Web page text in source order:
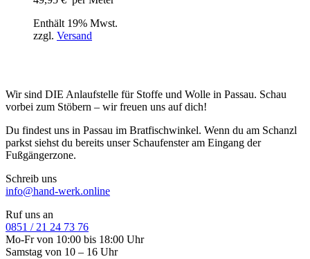
Enthält 19% Mwst.
zzgl. Versand
Wir sind DIE Anlaufstelle für Stoffe und Wolle in Passau. Schau
vorbei zum Stöbern – wir freuen uns auf dich!
Du findest uns in Passau im Bratfischwinkel. Wenn du am Schanzl
parkst siehst du bereits unser Schaufenster am Eingang der
Fußgängerzone.
Schreib uns
info@hand-werk.online
Ruf uns an
0851 / 21 24 73 76
Mo-Fr von 10:00 bis 18:00 Uhr
Samstag von 10 – 16 Uhr